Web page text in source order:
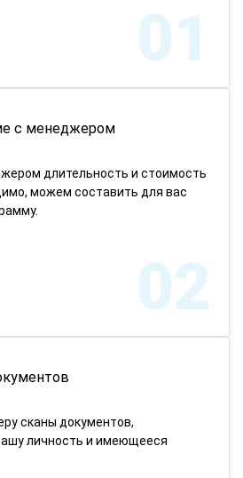
01
с менеджером
длительность и стоимость
можем составить для вас
02
сканы документов,
личность и имеющееся